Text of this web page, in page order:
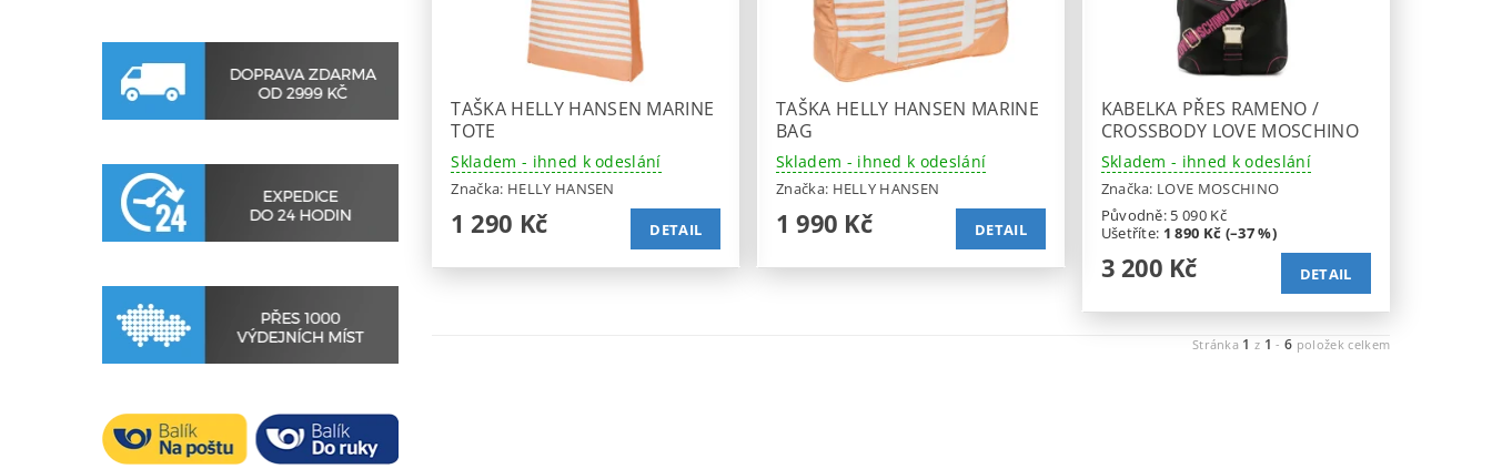
TAŠKA HELLY HANSEN MARINE
TOTE
Skladem - ihned k odeslání
Značka: HELLY HANSEN
1 290 Kč DETAIL
TAŠKA HELLY HANSEN MARINE
BAG
Skladem - ihned k odeslání
Značka: HELLY HANSEN
1 990 Kč DETAIL
KABELKA PŘES RAMENO /
CROSSBODY LOVE MOSCHINO
Skladem - ihned k odeslání
Značka: LOVE MOSCHINO
Původně: 5 090 Kč
Ušetříte: 1 890 Kč (–37 %)
3 200 Kč DETAIL
Stránka 1 z 1 -6 položek celkem